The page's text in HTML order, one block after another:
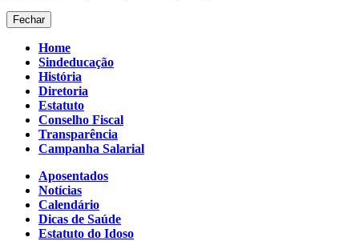
Fechar
Home
Sindeducação
História
Diretoria
Estatuto
Conselho Fiscal
Transparência
Campanha Salarial
Aposentados
Notícias
Calendário
Dicas de Saúde
Estatuto do Idoso